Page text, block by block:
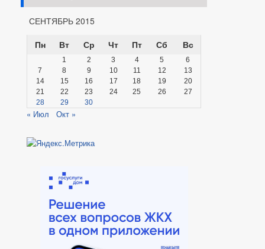
СЕНТЯБРЬ 2015
Пн
Вт Ср Чт Пт Сб Вс
1 2 3 4 5
6
7
8 9 10 11 12
13
14
15 16 17 18 19
20
21
22 23 24 25 26
27
28
29 30
« Июл Окт »